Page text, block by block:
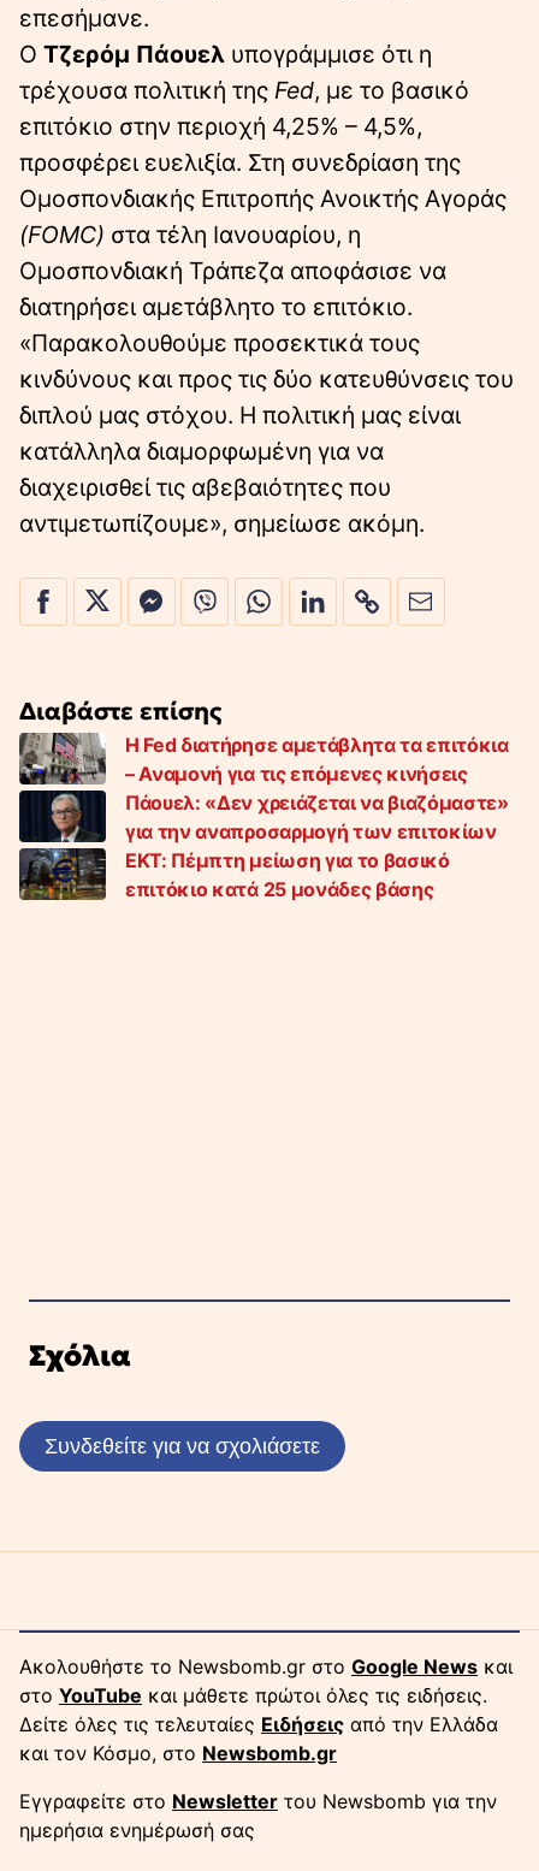
επεσήμανε.
Ο Τζερόμ Πάουελ υπογράμμισε ότι η
τρέχουσα πολιτική της Fed, με το βασικό
επιτόκιο στην περιοχή 4,25% – 4,5%,
προσφέρει ευελιξία. Στη συνεδρίαση της
Ομοσπονδιακής Επιτροπής Ανοικτής Αγοράς
(FOMC) στα τέλη Ιανουαρίου, η
Ομοσπονδιακή Τράπεζα αποφάσισε να
διατηρήσει αμετάβλητο το επιτόκιο.
«Παρακολουθούμε προσεκτικά τους
κινδύνους και προς τις δύο κατευθύνσεις του
διπλού μας στόχου. Η πολιτική μας είναι
κατάλληλα διαμορφωμένη για να
διαχειρισθεί τις αβεβαιότητες που
αντιμετωπίζουμε», σημείωσε ακόμη.
Διαβάστε επίσης
Η Fed διατήρησε αμετάβλητα τα επιτόκια
– Αναμονή για τις επόμενες κινήσεις
Πάουελ: «Δεν χρειάζεται να βιαζόμαστε»
για την αναπροσαρμογή των επιτοκίων
EKT: Πέμπτη μείωση για το βασικό
επιτόκιο κατά 25 μονάδες βάσης
Σχόλια
Συνδεθείτε για να σχολιάσετε
Ακολουθήστε το Newsbomb.gr στο Google News και
στο YouTube και μάθετε πρώτοι όλες τις ειδήσεις.
Δείτε όλες τις τελευταίες Ειδήσεις από την Ελλάδα
και τον Κόσμο, στο Newsbomb.gr
Εγγραφείτε στο Newsletter του Newsbomb για την
ημερήσια ενημέρωσή σας